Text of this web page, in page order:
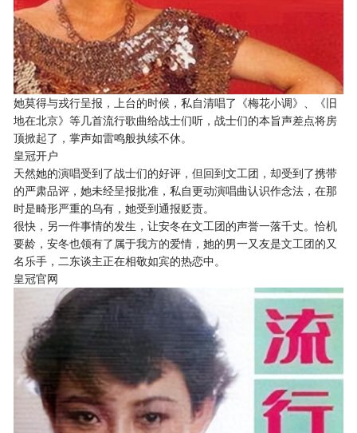
她莫得与戎行呈报，上台的时候，私自清唱了《梅花小调》、《旧
地在北京》等几首流行歌曲给战士们听，战士们的本旨声差点将房
顶掀起了，掌声如雷鸣般执续不休。
皇冠开户
天然她的演唱受到了战士们的好评，但回到文工团，却受到了携带
的严肃品评，她未经呈报批准，私自更动演唱曲认识作念法，在那
时是畸形严重的乌有，她受到通报贬责。
很快，另一件事情的发生，让安冬在文工团的声誉一落千丈。恰机
要龄，安冬也领有了属于我方的爱情，她的男一又友是文工团的又
名乐手，二东谈主正在相敬如宾的热恋中。
皇冠官网